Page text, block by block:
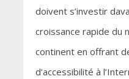
doivent s’investir
croissance rapide du
continent en offrant
d’accessibilité à